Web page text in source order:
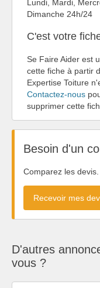
Lundi, Mardi,
Dimanche 24h/24
C'est votre
Se Faire Aider est
cette fiche à partir
Expertise Toiture
Contactez-nous
supprimer cette
Besoin d'un
Comparez les
Recevoir mes
D'autres
vous ?